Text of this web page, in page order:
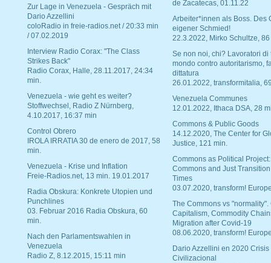
Zur Lage in Venezuela - Gespräch mit
Dario Azzellini
coloRadio in freie-radios.net / 20:33 min
/ 07.02.2019
Interview Radio Corax: "The Class
Strikes Back"
Radio Corax, Halle, 28.11.2017, 24:34
min.
Venezuela - wie geht es weiter?
Stoffwechsel, Radio Z Nürnberg,
4.10.2017, 16:37 min
Control Obrero
IROLA IRRATIA 30 de enero de 2017, 58
min.
Venezuela - Krise und Inflation
Freie-Radios.net, 13 min. 19.01.2017
Radia Obskura: Konkrete Utopien und
Punchlines
03. Februar 2016 Radia Obskura, 60
min.
Nach den Parlamentswahlen in
Venezuela
Radio Z, 8.12.2015, 15:11 min
de Zacatecas, 01.11.22
Arbeiter*innen als Boss. Des
eigener Schmied!
22.3.2022, Mirko Schultze, 86
Se non noi, chi? Lavoratori di
mondo contro autoritarismo,
dittatura
26.01.2022, transformitalia,
Venezuela Communes
12.01.2022, Ithaca DSA, 28
Commons & Public Goods
14.12.2020, The Center for
Justice, 121 min.
Commons as Political Project:
Commons and Just
Times
03.07.2020, transform!
The Commons vs "normality".
Capitalism, Commodity
Migration after Covid-19
08.06.2020, transform!
Dario Azzellini en 2020 Crisis
Civilizacional